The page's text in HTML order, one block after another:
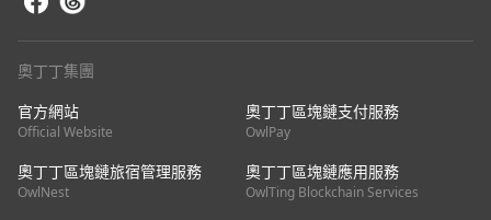
奧丁丁集團
官方網站
Official Website
奧丁丁區塊鏈支付服務
OwlPay
奧丁丁區塊鏈旅宿管理服務
OwlNest
奧丁丁區塊鏈應用服務
OwlTing Blockchain Services